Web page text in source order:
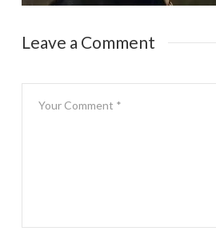
Leave a Comment